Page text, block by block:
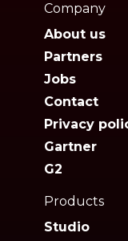
Company
About us
Partners
Jobs
Contact
Privacy
Gartner
G2
Products
Studio